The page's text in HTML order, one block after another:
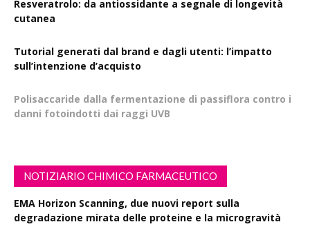
Resveratrolo: da antiossidante a segnale di longevità
cutanea
Tutorial generati dal brand e dagli utenti: l’impatto
sull’intenzione d’acquisto
Polisaccaride dalla fermentazione di passiflora contro i
danni fotoindotti dai raggi UVB
NOTIZIARIO CHIMICO FARMACEUTICO
EMA Horizon Scanning, due nuovi report sulla
degradazione mirata delle proteine e la microgravità